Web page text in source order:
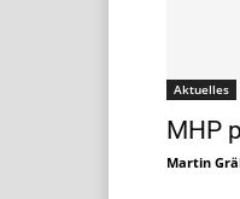
Aktuelles
MHP
Martin